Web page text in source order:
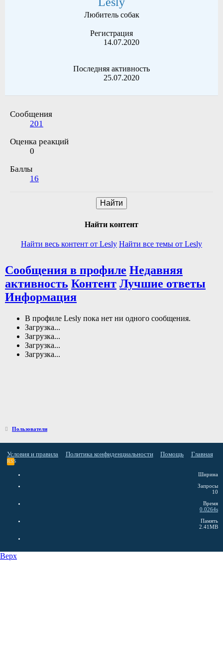
Любитель собак
Регистрация
14.07.2020
Последняя активность
25.07.2020
Сообщения
201
Оценка реакций
0
Баллы
16
Найти
Найти контент
Найти весь контент от Lesly Найти все темы от Lesly
Сообщения в профиле Недавняя
активность Контент Лучшие ответы
Информация
В профиле Lesly пока нет ни одного сообщения.
Загрузка...
Загрузка...
Загрузка...
Загрузка...
Пользователи
Условия и правила Политика конфиденциальности Помощь Главная
RSS
Ширина
Запросы
10
Время
0.0264s
Память
2.41MB
Верх